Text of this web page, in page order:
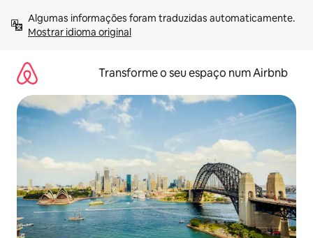
para
Mostrar idioma original
Transforme o seu espaço num Airbnb